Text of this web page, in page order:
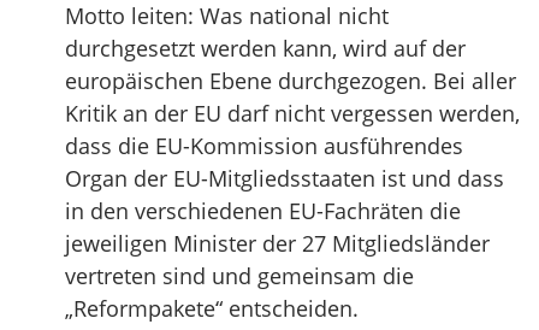
Motto leiten: Was national nicht
durchgesetzt werden kann, wird auf der
europäischen Ebene durchgezogen. Bei aller
Kritik an der EU darf nicht vergessen werden,
dass die EU-Kommission ausführendes
Organ der EU-Mitgliedsstaaten ist und dass
in den verschiedenen EU-Fachräten die
jeweiligen Minister der 27 Mitgliedsländer
vertreten sind und gemeinsam die
„Reformpakete“ entscheiden.